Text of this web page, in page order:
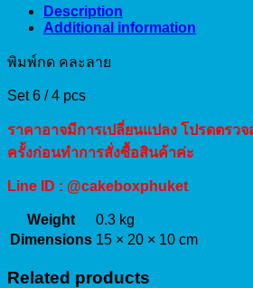
ลาย
Set
(4pcs)
Description
Additional information
พิมพ์กด คละลาย
Set 6 / 4 pcs
ราคาอาจมีการเปลี่ยนแปลง โปรดตรว
ครั้งก่อนทำการสั่งซื้อสินค้าค่ะ
Line ID : @cakeboxphuket
Weight
0.3 kg
Dimensions 15 × 20 × 10 cm
Related products